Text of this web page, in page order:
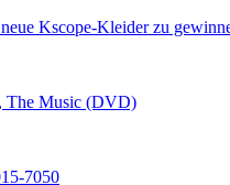
Kscope-Kleider zu
The Music (DVD)